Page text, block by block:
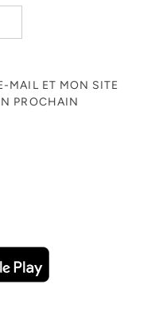
MAIL ET MON SITE
PROCHAIN